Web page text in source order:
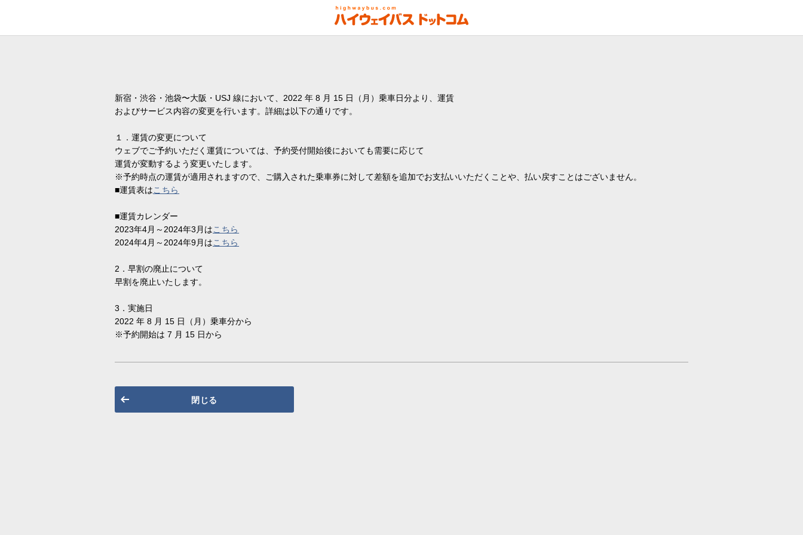
新宿・渋谷・池袋〜大阪・USJ 線において、2022 年 8 月 15 日（月）乗車日分より、運賃
およびサービス内容の変更を行います。詳細は以下の通りです。
１．運賃の変更について
ウェブでご予約いただく運賃については、予約受付開始後においても需要に応じて
運賃が変動するよう変更いたします。
※予約時点の運賃が適用されますので、ご購入された乗車券に対して差額を追加でお支払いいただくことや、払い戻すことはございません。
■運賃表はこちら
■運賃カレンダー
2023年4月～2024年3月はこちら
2024年4月～2024年9月はこちら
2．早割の廃止について
早割を廃止いたします。
3．実施日
2022 年 8 月 15 日（月）乗車分から
※予約開始は 7 月 15 日から
閉じる